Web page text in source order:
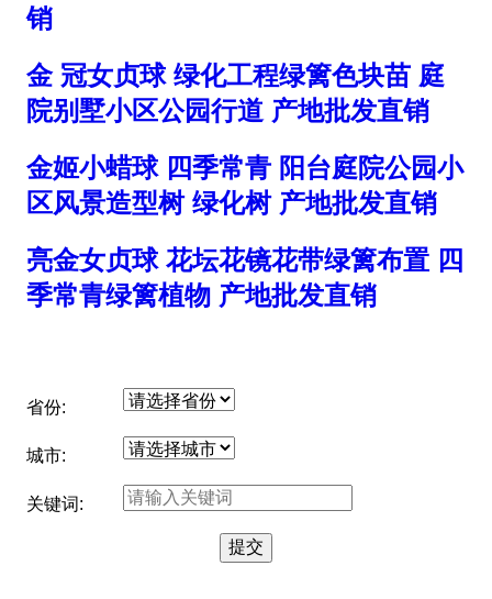
销
金 冠女贞球 绿化工程绿篱色块苗 庭
院别墅小区公园行道 产地批发直销
金姬小蜡球 四季常青 阳台庭院公园小
区风景造型树 绿化树 产地批发直销
亮金女贞球 花坛花镜花带绿篱布置 四
季常青绿篱植物 产地批发直销
省份:
城市:
关键词: